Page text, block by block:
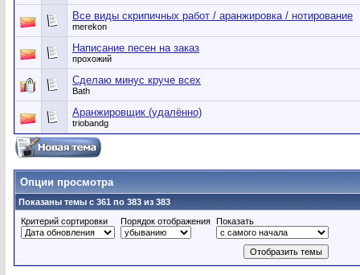
Все виды скрипичных работ / аранжировка / нотирование
merekon
Написание песен на заказ
прохожий
Сделаю минус круче всех
Bath
Аранжировщик (удалённо)
triobandg
Опции просмотра
Показаны темы с 361 по 383 из 383
Критерий сортировки
Порядок отображения Показать